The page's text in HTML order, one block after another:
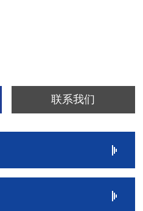
联系我们